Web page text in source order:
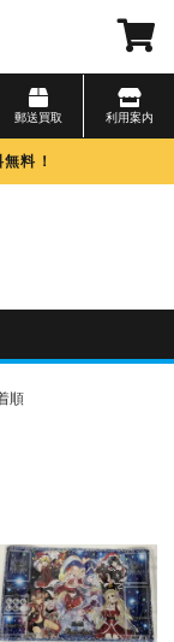
郵送買取 利用案内
料！
順